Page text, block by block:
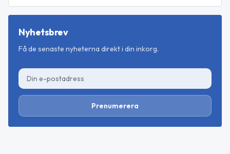
Nyhetsbrev
Få de senaste nyheterna direkt i din inkorg.
Prenumerera